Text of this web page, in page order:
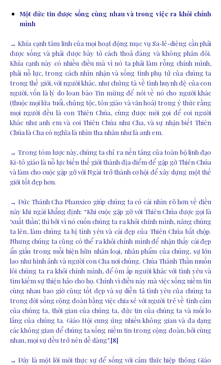
Một đức tin được sống cùng nhau và trong việc ra khỏi chính
mình
→ Khía cạnh tâm linh của mọi hoạt động mục vụ Sa-lê-diêng cần phải
được sống và phải được bày tỏ cách thoả đáng và không phân đôi.
Khía cạnh này có nhiều điều mà vì nó ta phải làm rỗng chính mình,
phải nỗ lực, trong cách nhìn nhận và sống tình phụ tử của chúng ta
trong thế giới, với người khác, như chứng tá về tình huynh đệ của con
người, vốn là lý do loan báo Tin mừng để nói về nó cho người khác
(thuộc mọi lứa tuổi, chủng tộc, tôn giáo và văn hoá) trong ý thức rằng
mọi người đều là con Thiên Chúa, cùng được mời gọi để coi người
khác như anh em và coi Thiên Chúa như Cha, và sự nhận biết Thiên
Chúa là Cha có nghĩa là nhìn tha nhân như là anh em.
→ Trong tóm lược này, chúng ta chỉ ra nền tảng của toàn bộ linh đạo
Ki-tô giáo là nỗ lực biến thế giới thành địa điểm để gặp gỡ Thiên Chúa
và làm cho cuộc gặp gỡ với Ngài trở thành cơ hội để xây dựng một thế
giới tốt đẹp hơn.
→ Đức Thánh Cha Phanxico giúp chúng ta có cái nhìn rõ hơn về điều
này khi ngài khẳng định: “Khi cuộc gặp gỡ với Thiên Chúa được gọi là
‘xuất thần’, thì bởi vì nó cuốn chúng ta ra khỏi chính mình, nâng chúng
ta lên, làm chúng ta bị tình yêu và cái đẹp của Thiên Chúa bắt chộp.
Nhưng chúng ta cũng có thể ra khỏi chính mình để nhận thấy cái đẹp
ẩn giấu trong mỗi hiện hữu nhân loại, nhân phẩm của chúng, sự lớn
lao như hình ảnh và người con Cha nơi chúng. Chúa Thánh Thần muốn
lôi chúng ta ra khỏi chính mình, để ôm ấp người khác với tình yêu và
tìm kiếm sự thiện hảo cho họ. Chính vì điều này mà việc sống niềm tin
cùng nhau bao giờ cũng tốt đẹp và sự diễn tả tình yêu của chúng ta
trong đời sống cộng đoàn bằng việc chia sẻ với người trẻ về tình cảm
của chúng ta, thời gian của chúng ta, đức tin của chúng ta và mối lo
lắng của chúng ta. Giáo Hội cung ứng nhiều không gian và đa dạng
các không gian để chúng ta sống niềm tin trong cộng đoàn, bởi cùng
nhau, mọi sự đều trở nên dễ dàng”.[8]
→ Đây là một lời mời thực sự để sống với cảm thức hiệp thông Giáo